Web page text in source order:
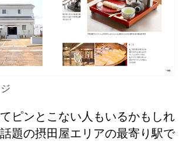
ピンとこない人もいるかもしれ
題の摂田屋エリアの最寄り駅で